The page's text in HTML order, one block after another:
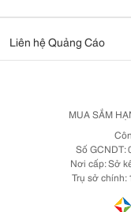
Liên hệ Quảng Cáo
MUA SẮM
Số GCNDT:
Nơi cấp: Sở
Trụ sở chính: